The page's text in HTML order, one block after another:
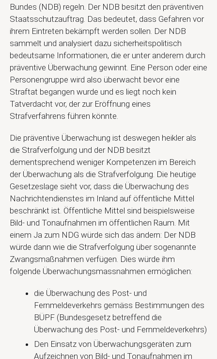
Bundes (NDB) regeln. Der NDB besitzt den präventiven
Staatsschutzauftrag. Das bedeutet, dass Gefahren vor
ihrem Eintreten bekämpft werden sollen. Der NDB
sammelt und analysiert dazu sicherheitspolitisch
bedeutsame Informationen, die er unter anderem durch
präventive Überwachung gewinnt. Eine Person oder eine
Personengruppe wird also überwacht bevor eine
Straftat begangen wurde und es liegt noch kein
Tatverdacht vor, der zur Eröffnung eines
Strafverfahrens führen könnte.
Die präventive Überwachung ist deswegen heikler als
die Strafverfolgung und der NDB besitzt
dementsprechend weniger Kompetenzen im Bereich
der Überwachung als die Strafverfolgung. Die heutige
Gesetzeslage sieht vor, dass die Überwachung des
Nachrichtendienstes im Inland auf öffentliche Mittel
beschränkt ist. Öffentliche Mittel sind beispielsweise
Bild- und Tonaufnahmen im öffentlichen Raum. Mit
einem Ja zum NDG würde sich das ändern: Der NDB
würde dann wie die Strafverfolgung über sogenannte
Zwangsmaßnahmen verfügen. Dies würde ihm
folgende Überwachungsmassnahmen ermöglichen:
die Überwachung des Post- und
Fernmeldeverkehrs gemäss Bestimmungen des
BÜPF (Bundesgesetz betreffend die
Überwachung des Post- und Fernmeldeverkehrs)
Den Einsatz von Überwachungsgeräten zum
Aufzeichnen von Bild- und Tonaufnahmen im